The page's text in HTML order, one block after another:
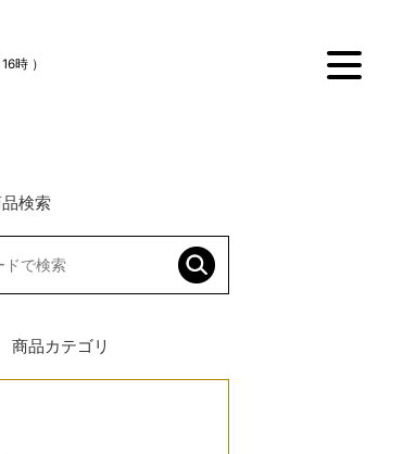
時 ） menu
検索
商品カテゴリ